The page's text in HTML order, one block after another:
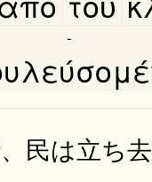
-
民は立ち去